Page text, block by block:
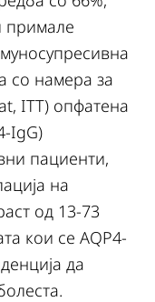
примале
со намера за
ITT) опфатена
IgG)
пациенти,
на
од 13-73
кои се AQP4-
да